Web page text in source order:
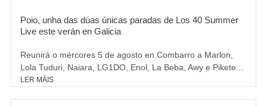
Poio, unha das dúas únicas paradas de Los 40 Summer
Live este verán en Galicia
Reunirá o mércores 5 de agosto en Combarro a Marlon,
Lola Tuduri, Naiara, LG1DO, Enol, La Beba, Awy e Pikete...
LER MÁIS